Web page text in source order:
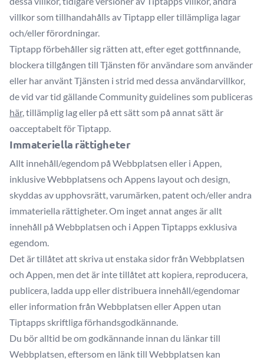
villkor som tillhandahålls av Tiptapp eller tillämpliga lagar
och/eller förordningar.
Tiptapp förbehåller sig rätten att, efter eget gottfinnande,
blockera tillgången till Tjänsten för användare som använder
eller har använt Tjänsten i strid med dessa användarvillkor,
de vid var tid gällande Community guidelines som publiceras
här, tillämplig lag eller på ett sätt som på annat sätt är
oacceptabelt för Tiptapp.
Immateriella rättigheter
Allt innehåll/egendom på Webbplatsen eller i Appen,
inklusive Webbplatsens och Appens layout och design,
skyddas av upphovsrätt, varumärken, patent och/eller andra
immateriella rättigheter. Om inget annat anges är allt
innehåll på Webbplatsen och i Appen Tiptapps exklusiva
egendom.
Det är tillåtet att skriva ut enstaka sidor från Webbplatsen
och Appen, men det är inte tillåtet att kopiera, reproducera,
publicera, ladda upp eller distribuera innehåll/egendomar
eller information från Webbplatsen eller Appen utan
Tiptapps skriftliga förhandsgodkännande.
Du bör alltid be om godkännande innan du länkar till
Webbplatsen, eftersom en länk till Webbplatsen kan